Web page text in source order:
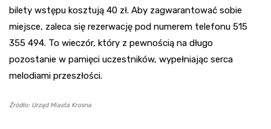
bilety wstępu kosztują 40 zł. Aby zagwarantować sobie
miejsce, zaleca się rezerwację pod numerem telefonu 515
355 494. To wieczór, który z pewnością na długo
pozostanie w pamięci uczestników, wypełniając serca
melodiami przeszłości.
Źródło: Urząd Miasta Krosna